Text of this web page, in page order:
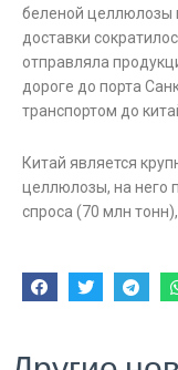
беленой целлюлозы
доставки
отправляла
дороге до порта
транспортом до
Китай является
целлюлозы, на него
спроса (70 млн